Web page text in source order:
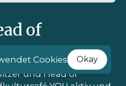
of
und Head of
Cookies Okay